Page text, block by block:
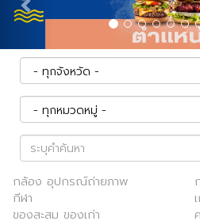
กล้อง อุปกรณ์ถ่ายภาพ
กีฬา
ของสะสม ของเก่า